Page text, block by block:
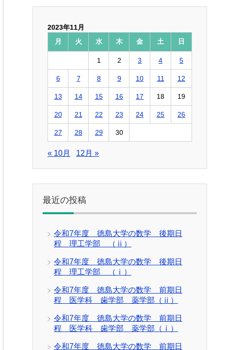
2023年11月
月
火 水 木 金 土 日
1 2 3 4 5
6 7 8 9 10 11 12
13 14 15 16 17 18 19
20 21 22 23 24 25 26
27 28 29 30
« 10月 12月 »
最近の投稿
令和7年度 徳島大学の数学 後期日
程 理工学部 （ⅱ）
令和7年度 徳島大学の数学 後期日
程 理工学部 （ⅰ）
令和7年度 徳島大学の数学 前期日
程 医学科 歯学部 薬学部（ⅱ）
令和7年度 徳島大学の数学 前期日
程 医学科 歯学部 薬学部（ⅰ）
令和7年度 徳島大学の数学 前期日